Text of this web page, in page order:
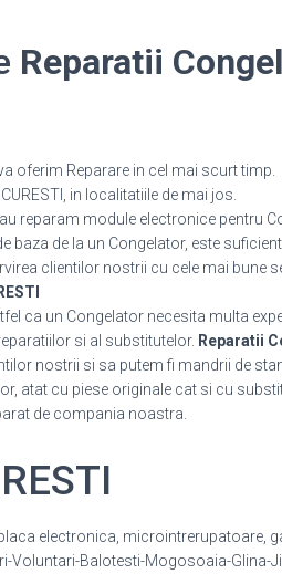
Reparatii
oferim Reparare in cel mai scurt timp.
in localitatiile de mai jos.
reparam module electronice pentru
de la un Congelator, este
clientilor nostrii cu cele mai bune
ca un Congelator necesita multa
si al substitutelor. Reparatii
nostrii si sa putem fi mandrii de
atat cu piese originale cat si cu
de compania noastra.
electronica, microintrerupatoare,
Voluntari-Balotesti-Mogosoaia-Glina-